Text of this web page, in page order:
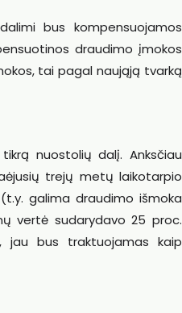
bus kompensuojamos
draudimo įmokos
tai pagal naująją tvarką
nuostolių dalį. Anksčiau
trejų metų laikotarpio
galima draudimo išmoka
vertė sudarydavo 25 proc.
jau bus traktuojamas kaip